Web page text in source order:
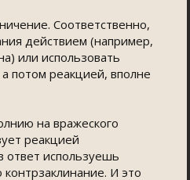
Соответственно,
действием (например,
или использовать
потом реакцией, вполне
на вражеского
реакцией
ответ используешь
контрзаклинание. И это